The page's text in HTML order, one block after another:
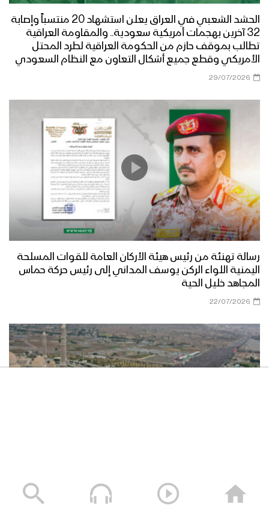
الحشد الشعبي في العراق يعلن استشهاد 20 منتسباً وإصابة
32 آخرين بهجمات أمريكية سعودية.. والمقاومة العراقية
تطالب بموقف حازم من الحكومة العراقية لطرد المحتل
الأمريكي وقطع جميع أشكال التعاون مع النظام السعودي
29/07/2026
رسالة تهنئة من رئيس هيئة الأركان العامة للقوات المسلحة
اليمنية اللواء الركن يوسف المداني إلى رئيس حركة حماس
المجاهد خليل الحية
22/07/2026
حشود غير مسبوقة في مليونية “جمعة التحذير والنفير”
العاصمة صنعاء ومختلف المحافظات – 3 صفر 1448هـ | 17